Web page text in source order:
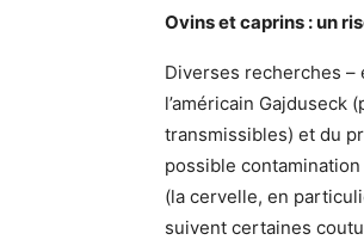
Ovins et caprins : un
Diverses recherches –
l’américain
transmissibles) et du
possible
(la cervelle, en
suivent certaines